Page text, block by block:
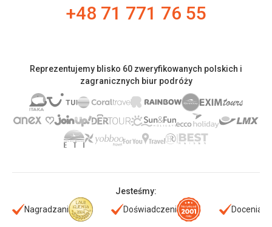
+48 71 771 76 55
Reprezentujemy blisko 60 zweryfikowanych polskich i
zagranicznych biur podróży
Jesteśmy:
Nagradzani
Doświadczeni Doceniani